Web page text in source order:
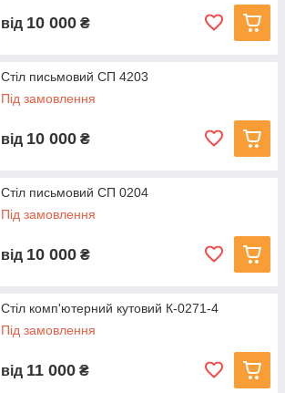
від 10 000 ₴
Стіл письмовий СП 4203
Під замовлення
від 10 000 ₴
Стіл письмовий СП 0204
Під замовлення
від 10 000 ₴
Стіл комп'ютерний кутовий К-0271-4
Під замовлення
від 11 000 ₴